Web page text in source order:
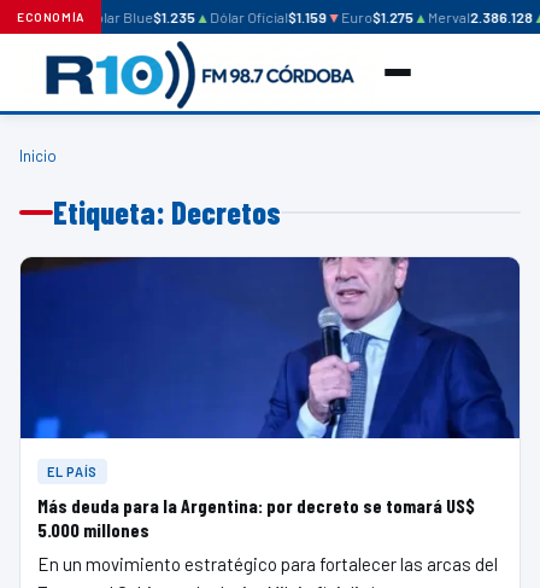
ECONOMÍA Dólar Blue$1.235▲ Dólar Oficial$1.159▼ Euro$1.275▲ Merval2.386.128
Inicio
Etiqueta: Decretos
EL PAÍS
Más deuda para la Argentina: por decreto se tomará US$
5.000 millones
En un movimiento estratégico para fortalecer las arcas del